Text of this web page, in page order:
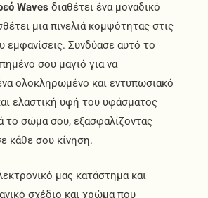
Waves διαθέτει ένα μοναδικό
μια πινελιά κομψότητας στις
εμφανίσεις. Συνδύασε αυτό το
σου μαγιό για να
ολοκληρωμένο και εντυπωσιακό
ελαστική υφή του υφάσματος
το σώμα σου, εξασφαλίζοντας
κάθε σου κίνηση.
μας κατάστημα και
σχέδιο και χρώμα που